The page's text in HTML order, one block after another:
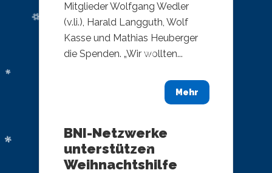
Mitglieder Wolfgang Wedler
(v.li.), Harald Langguth, Wolf
Kasse und Mathias Heuberger
die Spenden. „Wir wollten...
Mehr
BNI-Netzwerke
unterstützen
Weihnachtshilfe